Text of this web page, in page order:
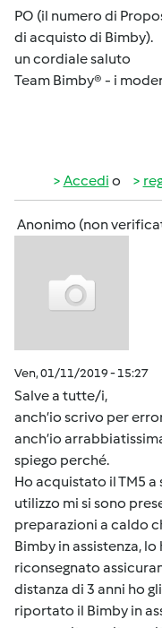
PO (il numero di
di acquisto di Bimby).
un cordiale saluto
Team Bimby® - i
Accedi o
Anonimo (non
Ven, 01/11/2019 - 15:27
Salve a tutte/i,
anch’io scrivo per
anch’io
spiego perché.
Ho acquistato il TM5
utilizzo mi si sono
preparazioni a caldo
Bimby in assistenza,
riconsegnato
distanza di 3 anni ho
riportato il Bimby in